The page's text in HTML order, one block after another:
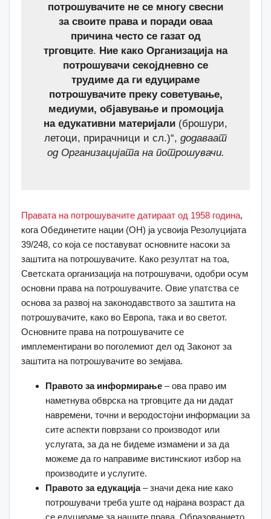
потрошувачите не се многу свесни
за своите права и поради оваа
причина често се газат од
трговците
Ние како Организација на
потрошувачи секојдневно се
трудиме да ги едуцираме
потрошувачите преку советување,
медиуми, објавување и промоција
на едукативни материјали (брошури,
летоци, прирачници и сл.)“, додаваат
од Организацијата на потрошувачи.
Правата на потрошувачите датираат од 1958 година,
кога Обединетите нации (ОН) ја усвоија Резолуцијата
39/248, со која се поставуват основните насоки за
заштита на потрошувачите. Како резултат на тоа,
Светската организација на потрошувачи, одобри осум
основни права на потрошувачите. Овие упатства се
основа за развој на законодавството за заштита на
потрошувачите, како во Европа, така и во светот.
Основните права на потрошувачите се
имплементирани во поголемиот дел од Законот за
заштита на потрошувачите во земјава.
Правото за информирање – ова право им
наметнува обврска на трговците да ни дадат
навремени, точни и веродостојни информации за
сите аспекти поврзани со производот или
услугата, за да не бидеме измамени и за да
можеме да го направиме вистинскиот избор на
производите и услугите.
Правото за едукација– значи дека ние како
потрошувачи треба уште од најрана возраст да
се едуцираме за нашите права. Образованието